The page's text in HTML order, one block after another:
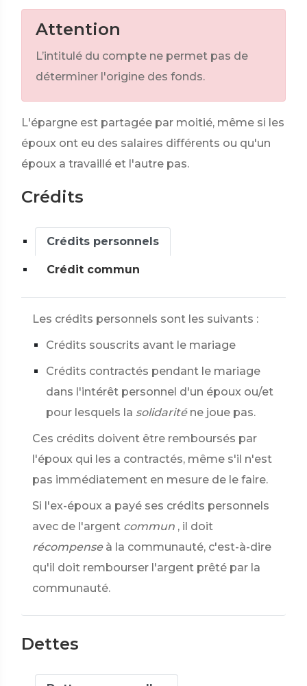
Attention
L’intitulé du compte ne permet pas de
déterminer l'origine des fonds.
L'épargne est partagée par moitié, même si les
époux ont eu des salaires différents ou qu'un
époux a travaillé et l'autre pas.
Crédits
Crédits personnels
Crédit commun
Les crédits personnels sont les suivants :
Crédits souscrits avant le mariage
Crédits contractés pendant le mariage
dans l'intérêt personnel d'un époux ou/et
pour lesquels la solidarité ne joue pas.
Ces crédits doivent être remboursés par
l'époux qui les a contractés, même s'il n'est
pas immédiatement en mesure de le faire.
Si l'ex-époux a payé ses crédits personnels
avec de l'argent commun , il doit
récompense à la communauté, c'est-à-dire
qu'il doit rembourser l'argent prêté par la
communauté.
Dettes